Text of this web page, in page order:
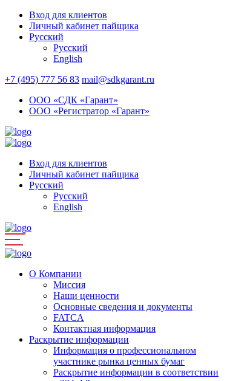
Вход для клиентов
Личный кабинет пайщика
Русский
Русский
English
+7 (495) 777 56 83 mail@sdkgarant.ru
ООО «СДК «Гарант»
ООО «Регистратор «Гарант»
Вход для клиентов
Личный кабинет пайщика
Русский
Русский
English
О Компании
Миссия
Наши ценности
Основные сведения и документы
FATCA
Контактная информация
Раскрытие информации
Информация о профессиональном
участнике рынка ценных бумаг
Раскрытие информации в соответствии